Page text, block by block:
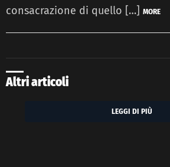
consacrazione di quello […] MORE
Altri articoli
LEGGI DI PIÙ